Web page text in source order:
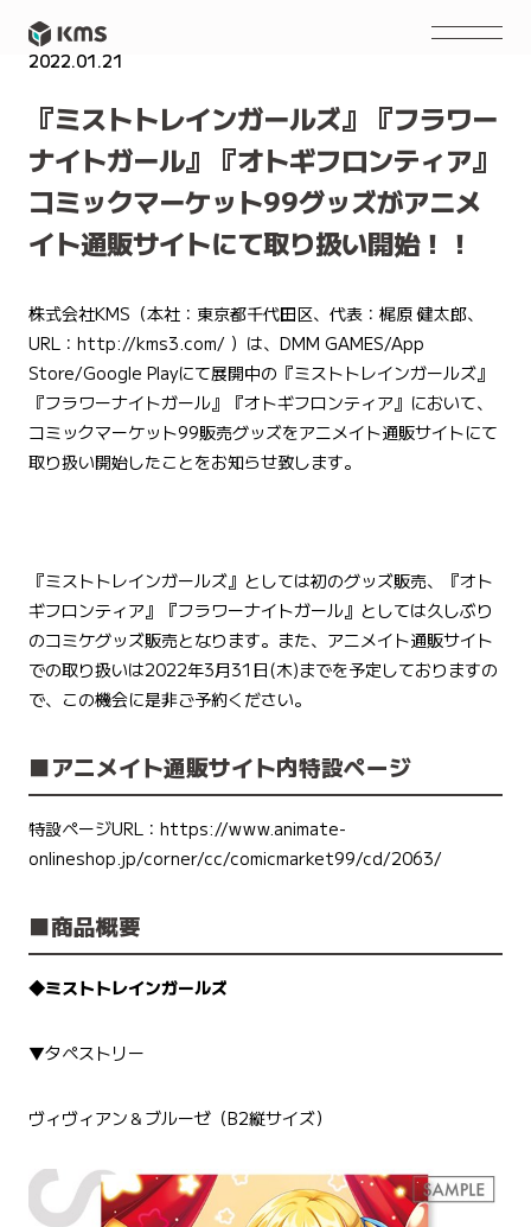
2022.01.21
『ミストトレインガールズ』『フラワー
ナイトガール』『オトギフロンティア』
コミックマーケット99グッズがアニメ
イト通販サイトにて取り扱い開始！！
株式会社KMS（本社：東京都千代田区、代表：梶原 健太郎、
URL： http://kms3.com/ ）は、DMM GAMES/App
Store/Google Playにて展開中の『ミストトレインガールズ』
『フラワーナイトガール』『オトギフロンティア』において、
コミックマーケット99販売グッズをアニメイト通販サイトにて
取り扱い開始したことをお知らせ致します。
『ミストトレインガールズ』としては初のグッズ販売、『オト
ギフロンティア』『フラワーナイトガール』としては久しぶり
のコミケグッズ販売となります。また、アニメイト通販サイト
での取り扱いは2022年3月31日(木)までを予定しておりますの
で、この機会に是非ご予約ください。
■アニメイト通販サイト内特設ページ
特設ページURL： https://www.animate-
onlineshop.jp/corner/cc/comicmarket99/cd/2063/
■商品概要
◆ミストトレインガールズ
▼タペストリー
ヴィヴィアン＆ブルーゼ（B2縦サイズ）